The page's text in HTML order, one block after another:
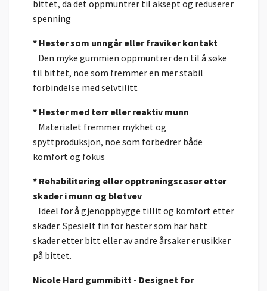
bittet, da det oppmuntrer til aksept og reduserer
spenning
* Hester som unngår eller fraviker kontakt
Den myke gummien oppmuntrer den til å søke
til bittet, noe som fremmer en mer stabil
forbindelse med selvtilitt
* Hester med tørr eller reaktiv munn
Materialet fremmer mykhet og
spyttproduksjon, noe som forbedrer både
komfort og fokus
* Rehabilitering eller opptreningscaser etter
skader i munn og bløtvev
Ideel for å gjenoppbygge tillit og komfort etter
skader. Spesielt fin for hester som har hatt
skader etter bitt eller av andre årsaker er usikker
på bittet.
Nicole Hard gummibitt - Designet for